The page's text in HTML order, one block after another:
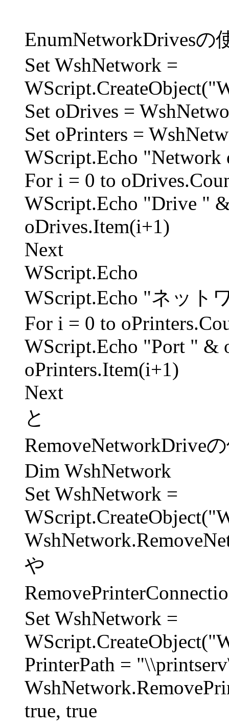
EnumNetworkDrivesの
Set WshNetwork =
Set oDrives =
Set oPrinters =
WScript.Echo "Network
For i = 0 to
WScript.Echo "Drive "
oDrives.Item(i+1)
Next
WScript.Echo
WScript.Echo "ネット
For i = 0 to
WScript.Echo "Port " &
oPrinters.Item(i+1)
Next
と
RemoveNetworkDrive
Dim WshNetwork
Set WshNetwork =
や
Set WshNetwork =
PrinterPath =
true, true